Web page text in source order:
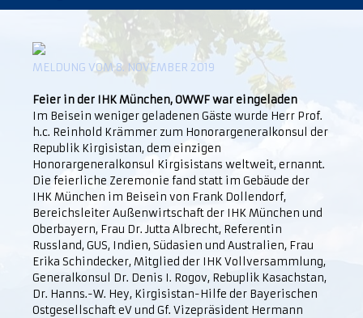
MELDUNG VOM 8. NOVEMBER 2019
Feier in der IHK München, OWWF war eingeladen
Im Beisein weniger geladenen Gäste wurde Herr Prof.
h.c. Reinhold Krämmer zum Honorargeneralkonsul der
Republik Kirgisistan, dem einzigen
Honorargeneralkonsul Kirgisistans weltweit, ernannt.
Die feierliche Zeremonie fand statt im Gebäude der
IHK München im Beisein von Frank Dollendorf,
Bereichsleiter Außenwirtschaft der IHK München und
Oberbayern, Frau Dr. Jutta Albrecht, Referentin
Russland, GUS, Indien, Südasien und Australien, Frau
Erika Schindecker, Mitglied der IHK Vollversammlung,
Generalkonsul Dr. Denis I. Rogov, Rebuplik Kasachstan,
Dr. Hanns.-W. Hey, Kirgisistan-Hilfe der Bayerischen
Ostgesellschaft eV und Gf. Vizepräsident Hermann